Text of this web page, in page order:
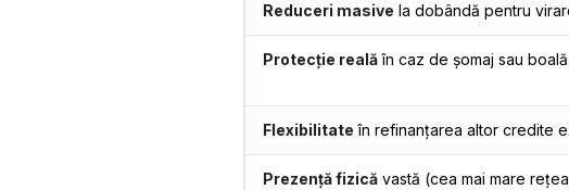
Reduceri masive la dobândă pentru
Protecție realăîn caz de șomaj sau boală.
Flexibilitate în refinanțarea altor credite
Prezență fizică vastă (cea mai mare